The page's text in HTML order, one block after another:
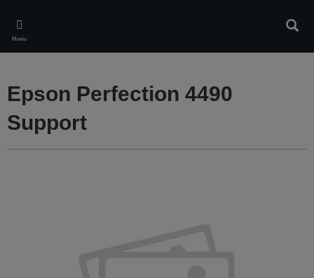
main
content
Meniu
Epson Perfection 4490
Support